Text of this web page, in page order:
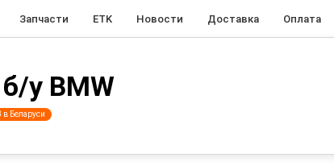
Запчасти ETK Новости Доставка Оплата
у BMW
Беларуси